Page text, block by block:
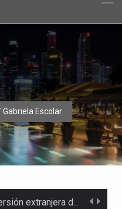
Gabriela Escolar
La inversión extranjera directa en Colombia comenzó a dar señales…